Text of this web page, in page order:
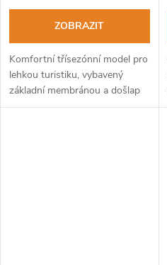
ZOBRAZIT
Komfortní třísezónní model pro
lehkou turistiku, vybavený
základní membránou a došlap
tlumící podešví.